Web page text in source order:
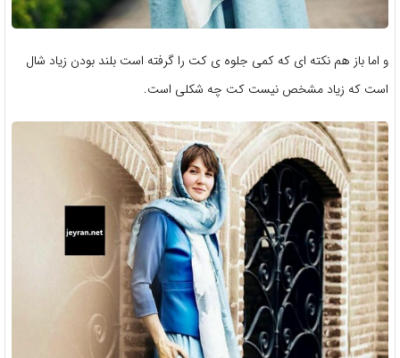
و اما باز هم نکته ای که کمی جلوه ی کت را گرفته است بلند بودن زیاد شال
است که زیاد مشخص نیست کت چه شکلی است.